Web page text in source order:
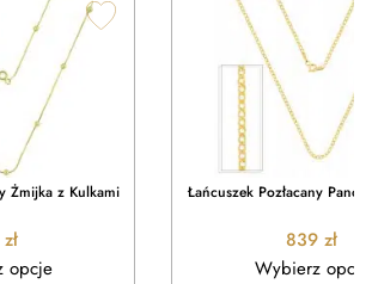
Żmijka z Kulkami
zł
opcje
Łańcuszek Pozłacany
839 zł
Wybierz opcje